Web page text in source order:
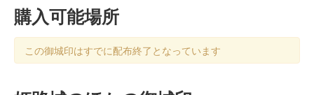
購入可能場所
この御城印はすでに配布終了となっています